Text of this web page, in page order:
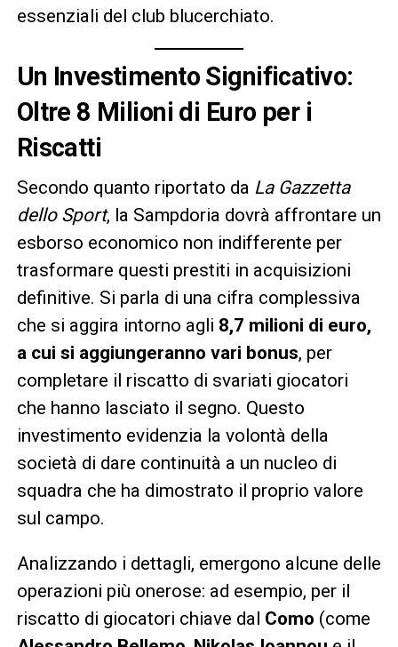
essenziali del club blucerchiato.
Un Investimento Significativo:
Oltre 8 Milioni di Euro per i
Riscatti
Secondo quanto riportato da La Gazzetta
dello Sport, la Sampdoria dovrà affrontare un
esborso economico non indifferente per
trasformare questi prestiti in acquisizioni
definitive. Si parla di una cifra complessiva
che si aggira intorno agli 8,7 milioni di euro,
a cui si aggiungeranno vari bonus, per
completare il riscatto di svariati giocatori
che hanno lasciato il segno. Questo
investimento evidenzia la volontà della
società di dare continuità a un nucleo di
squadra che ha dimostrato il proprio valore
sul campo.
Analizzando i dettagli, emergono alcune delle
operazioni più onerose: ad esempio, per il
riscatto di giocatori chiave dal Como (come